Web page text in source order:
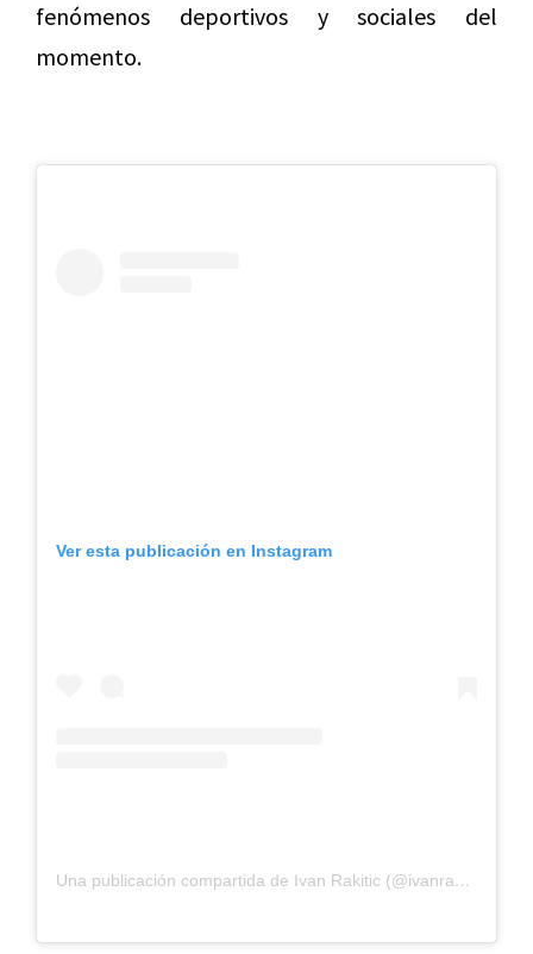
fenómenos deportivos y sociales del
momento.
Ver esta publicación en Instagram
Una publicación compartida de Ivan Rakitic (@ivanrakitic)